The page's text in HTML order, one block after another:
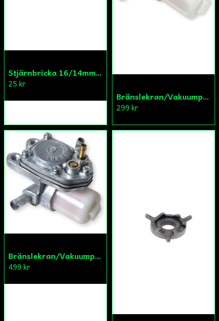
Stjärnbricka 16/14mm Yttre Remskiva
25 kr
Bränslekran/Vakuumpump PGO
299 kr
Bränslekran/Vakuumpump PGO
499 kr